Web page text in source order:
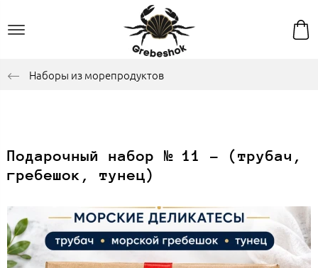
Наборы из морепродуктов
Подарочный набор № 11 - (трубач,
гребешок, тунец)